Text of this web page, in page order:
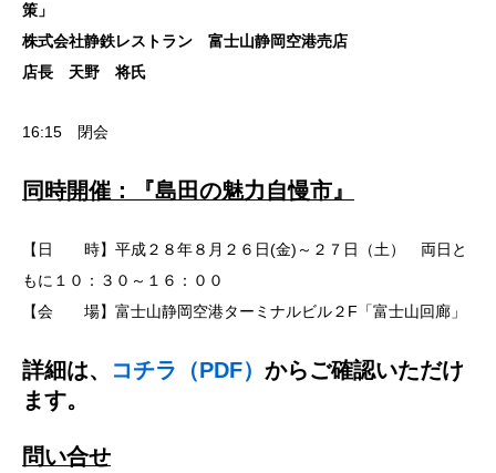
策」
株式会社静鉄レストラン 富士山静岡空港売店
店長 天野 将氏
16:15 閉会
同時開催：『島田の魅力自慢市』
【日 時】平成２８年８月２６日(金)～２７日（土） 両日と
もに１０：３０～１６：００
【会 場】富士山静岡空港ターミナルビル２F「富士山回廊」
詳細は、 コチラ（PDF） からご確認いただけ
ます。
問い合せ